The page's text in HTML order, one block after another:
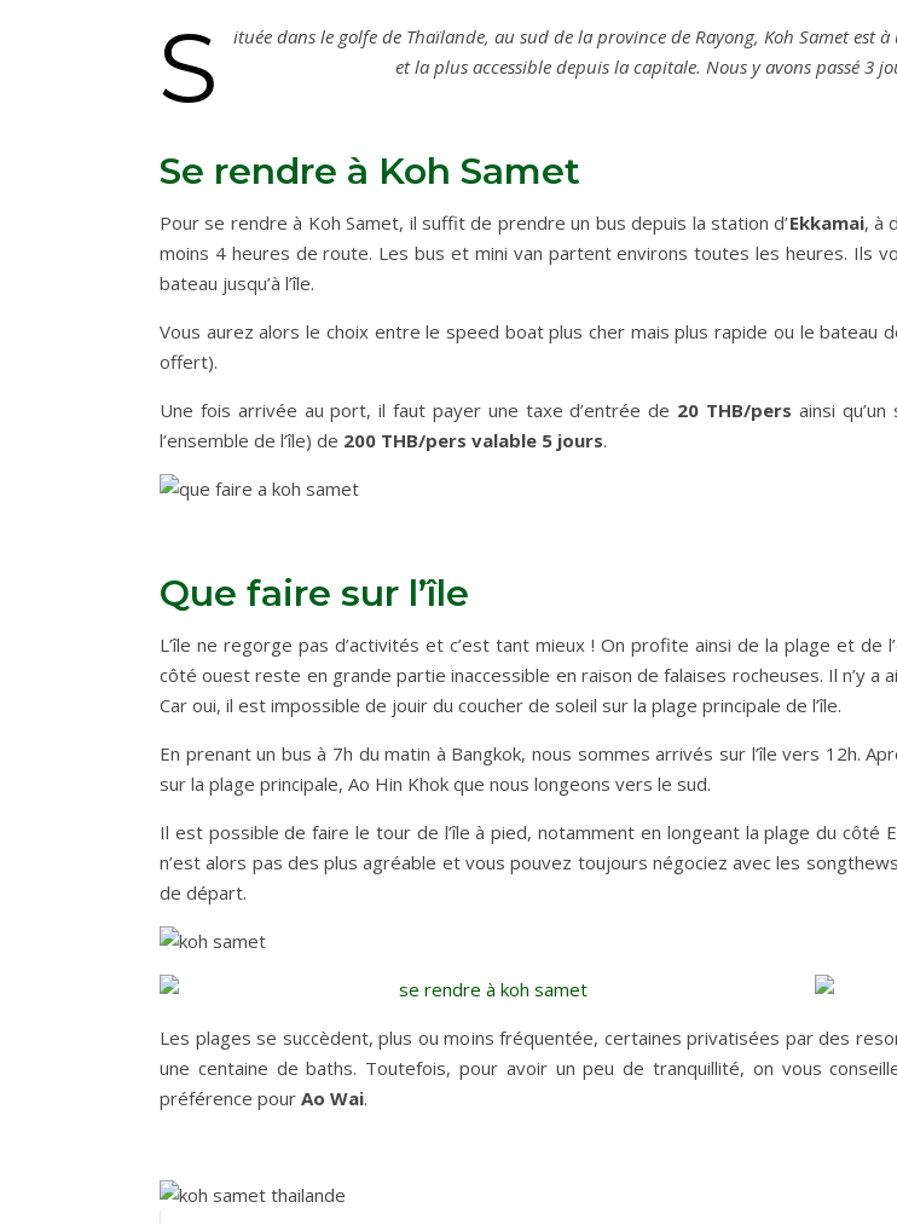
S
ituée dans le golfe de Thaïlande, au sud de la province de Rayong, Koh Samet est
et la plus accessible depuis la capitale. Nous y avons passé 3
Se rendre à Koh Samet
Pour se rendre à Koh Samet, il suffit de prendre un bus depuis la station d’Ekkamai, à
moins 4 heures de route. Les bus et mini van partent environs toutes les heures. Ils
bateau jusqu’à l’île.
Vous aurez alors le choix entre le speed boat plus cher mais plus rapide ou le bateau
offert).
Une fois arrivée au port, il faut payer une taxe d’entrée de 20 THB/pers ainsi
l’ensemble de l’île) de 200 THB/pers valable 5 jours.
Que faire sur l’île
L’île ne regorge pas d’activités et c’est tant mieux ! On profite ainsi de la plage et
côté ouest reste en grande partie inaccessible en raison de falaises rocheuses. Il n’y a
Car oui, il est impossible de jouir du coucher de soleil sur la plage principale de l’île.
En prenant un bus à 7h du matin à Bangkok, nous sommes arrivés sur l’île vers 12h.
sur la plage principale, Ao Hin Khok que nous longeons vers le sud.
Il est possible de faire le tour de l’île à pied, notamment en longeant la plage du côté
n’est alors pas des plus agréable et vous pouvez toujours négociez avec les
de départ.
Les plages se succèdent, plus ou moins fréquentée, certaines privatisées par des
une centaine de baths. Toutefois, pour avoir un peu de tranquillité, on vous
préférence pour Ao Wai.